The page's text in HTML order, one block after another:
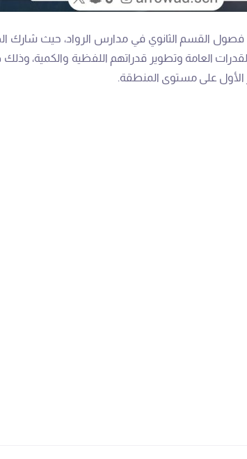
القسم الثانوي في مدارس الرواد، حيث شارك
العامة وتطوير قدراتهم اللفظية والكمية،
الأول على مستوى المنطقة.